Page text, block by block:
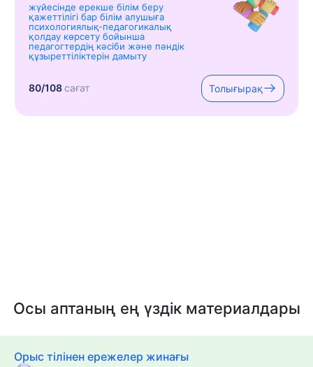
жүйесінде ерекше білім беру
қажеттілігі бар білім алушыға
психологиялық-педагогикалық
қолдау көрсету бойынша
педагогтердің кәсіби және пәндік
құзыреттіліктерін дамыту
80/108сағат Толығырақ
Осы аптаның ең үздік материалдары
Орыс тілінен ережелер жинағы